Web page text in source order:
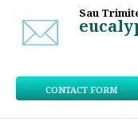
Sau
CONTACT FORM